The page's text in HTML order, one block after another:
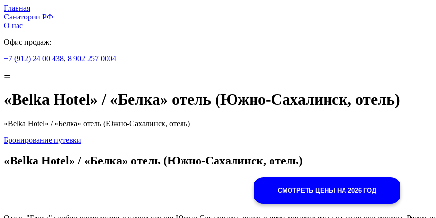
Главная
Санатории РФ
О нас
Офис продаж:
+7 (912) 24 00 438, 8 902 257 0004
☰
«Belka Hotel» / «Белка» отель (Южно-Сахалинск, отель)
«Belka Hotel» / «Белка» отель (Южно-Сахалинск, отель)
Бронирование путевки
«Belka Hotel» / «Белка» отель (Южно-Сахалинск, отель)
СМОТРЕТЬ ЦЕНЫ НА 2026 ГОД